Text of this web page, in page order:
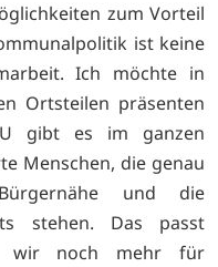
zum Vorteil
ist keine
Ich möchte in
Ortsteilen präsenten
gibt es im ganzen
Menschen, die genau
und die
stehen. Das passt
wir noch mehr für